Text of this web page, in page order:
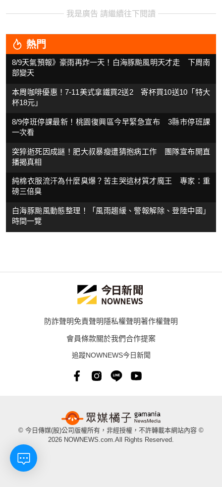
我是廣告 請繼續往下閱讀
熱門
8/9天氣預報》豪雨再炸一天！白海豚颱風明天才走 下周南
部變天
本周咖啡優惠！7-11美式拿鐵買2送2 寄杯買10送10「特大
杯18元」
8/9停班停課最新！桃園復興區今早緊急宣布 3縣市停班課
一次看
突猝逝死因成謎！肥大叔暴瘦遭猜抱病工作 團隊宣布開直
播揭真相
純棉衣服流汗為什麼臭爆？苦主哭這材質才魔王 專家：重
磅三倍臭
白海豚颱風動態整理！「風雨趨緩、警報解除、登陸中國」
時間一覽
防詐聲明免責聲明隱私權聲明著作權聲明
會員條款關於我們合作提案
追蹤NOWNEWS今日新聞
© 今日傳媒(股)公司版權所有，非經授權，不許轉載本網站內容 ©
2026 NOWNEWS.com.All Rights Reserved.